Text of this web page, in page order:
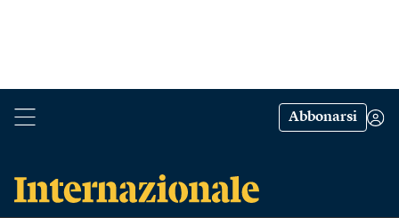
Abbonarsi